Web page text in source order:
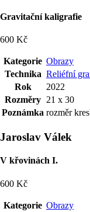
Gravitační kaligrafie
600 Kč
Kategorie Obrazy
Technika Reliéfní
Rok
2022
Rozměry 21 x 30
Poznámka rozměr
Jaroslav Válek
V křovinách I.
600 Kč
Kategorie Obrazy